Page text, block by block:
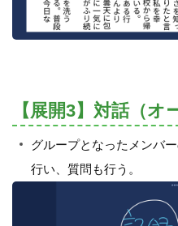
【展開3】対話（オ
グループとなったメンバ
行い、質問も行う。